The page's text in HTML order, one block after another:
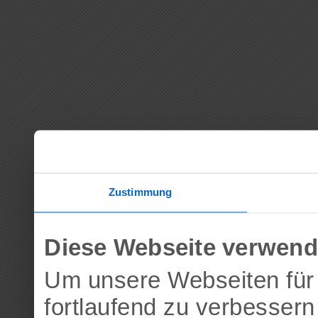
Zustimmung
Diese Webseite
Um unsere Webseiten
fortlaufend zu